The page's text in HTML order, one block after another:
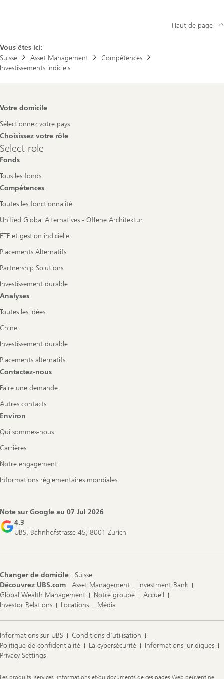
Vous êtes ici:
Suisse
Asset Management
Compétences
Investissements indiciels
Haut de page
Footer
Votre domicile
Sélectionnez votre pays
Choisissez votre rôle
Select
role
Select role
Fonds
Tous les fonds
Compétences
Toutes les fonctionnalité
Unified Global Alternatives - Offene Architektur
ETF et gestion indicielle
Placements Alternatifs
Partnership Solutions
Investissement durable
Analyses
Toutes les idées
Chine
Investissement durable
Placements alternatifs
Contactez-nous
Faire une demande
Autres contacts
Environ
Qui sommes-nous
Carrières
Notre engagement
Informations réglementaires mondiales
Note sur Google au 07 Jul 2026
4.3
UBS, Bahnhofstrasse 45, 8001 Zurich
Changer de domicile
Suisse
Découvrez UBS.com
Asset Management
Investment Bank
Global Wealth Management
Notre groupe
Accueil
Investor Relations
Locations Média
Informations sur UBS
Conditions d'utilisation
Politique de confidentialité
La cybersécurité
Informations juridiques
Privacy Settings
Legal